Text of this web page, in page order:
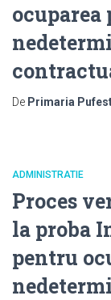
ocuparea
De Primaria
ADMINISTRATIE
Proces
la proba
pentru